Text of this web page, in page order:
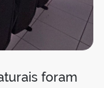
foram